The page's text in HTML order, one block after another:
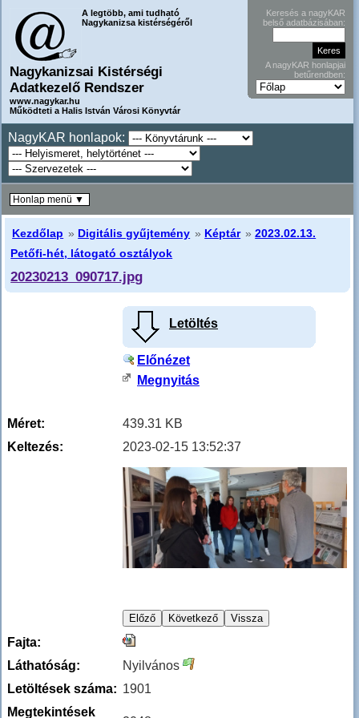
A legtöbb, ami tudható
Nagykanizsa kistérségéről
Nagykanizsai Kistérségi
Adatkezelő Rendszer
www.nagykar.hu
Működteti a Halis István Városi Könyvtár
Keresés a nagyKAR
belső adatbázisában:
A nagyKAR honlapjai
betűrendben:
NagyKAR honlapok:
Kezdőlap » Digitális gyűjtemény » Képtár »2023.02.13.
Petőfi-hét, látogató osztályok
20230213_090717.jpg
Letöltés
Előnézet
Megnyitás
Méret:
439.31 KB
Keltezés:
2023-02-15 13:52:37
Fajta:
Láthatóság:
Nyilvános
Letöltések száma: 1901
Megtekintések
Honlap menü ▼